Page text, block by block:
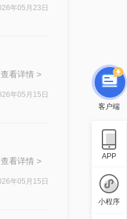
年05月23日
查看详情 >
年05月15日
查看详情 >
年05月15日
客户端
APP
小程序